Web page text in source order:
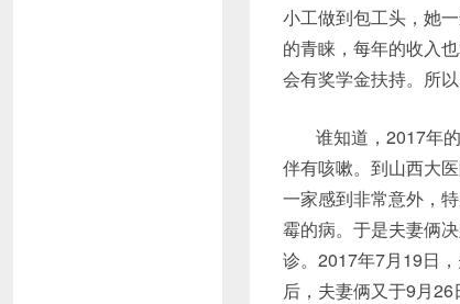
小工做到包工头，她
的青睐，每年的收入
会有奖学金扶持。所
谁知道，2017年
伴有咳嗽。到山西大
一家感到非常意外，
霉的病。于是夫妻俩
诊。2017年7月19日
后，夫妻俩又于9月